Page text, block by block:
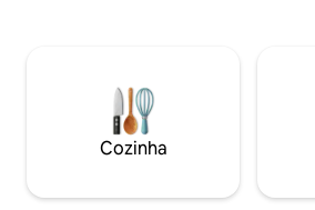
tudo incluído no preço. Sem custos
adicionais. O check-in é flexível, mas se
quiser chegar depois das 19h, tem de
concordar primeiro.
Cozinha